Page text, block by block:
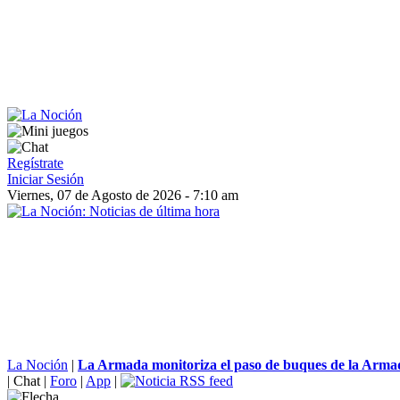
Regístrate
Iniciar Sesión
Viernes, 07 de Agosto de 2026 - 7:10 am
La Noción | La Armada monitoriza el paso de buques de la
| Chat | Foro | App |